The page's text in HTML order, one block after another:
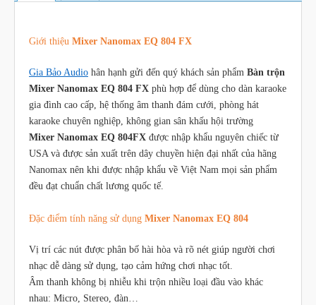
Giới thiệu Mixer Nanomax EQ 804 FX
Gia Bảo Audio hân hạnh gửi đến quý khách sản phẩm Bàn trộn
Mixer Nanomax EQ 804 FX phù hợp để dùng cho dàn karaoke
gia đình cao cấp, hệ thống âm thanh đám cưới, phòng hát
karaoke chuyên nghiệp, không gian sân khấu hội trường
Mixer Nanomax EQ 804FX được nhập khẩu nguyên chiếc từ
USA và được sản xuất trên dây chuyền hiện đại nhất của hãng
Nanomax nên khi được nhập khẩu về Việt Nam mọi sản phẩm
đều đạt chuẩn chất lương quốc tế.
Đặc điểm tính năng sử dụng Mixer Nanomax EQ 804
Vị trí các nút được phân bố hài hòa và rõ nét giúp người chơi
nhạc dễ dàng sử dụng, tạo cảm hứng chơi nhạc tốt.
Âm thanh không bị nhiễu khi trộn nhiều loại đầu vào khác
nhau: Micro, Stereo, đàn…